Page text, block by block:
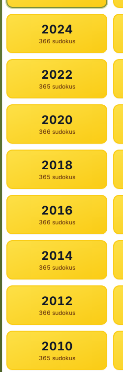
2024
366 sudokus
2022
365 sudokus
2020
366 sudokus
2018
365 sudokus
2016
366 sudokus
2014
365 sudokus
2012
366 sudokus
2010
365 sudokus